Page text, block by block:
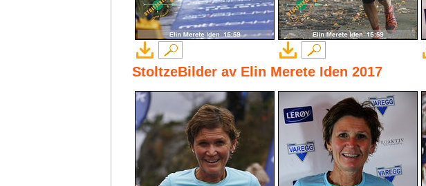
StoltzeBilder av Elin Merete Iden 2017